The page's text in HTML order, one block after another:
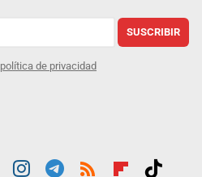
SUSCRIBIR
política de privacidad